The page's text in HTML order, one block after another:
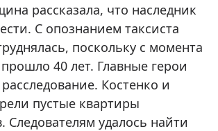
рассказала, что наследник
С опознанием таксиста
поскольку с момента
40 лет. Главные герои
Костенко и
пустые квартиры
Следователям удалось найти